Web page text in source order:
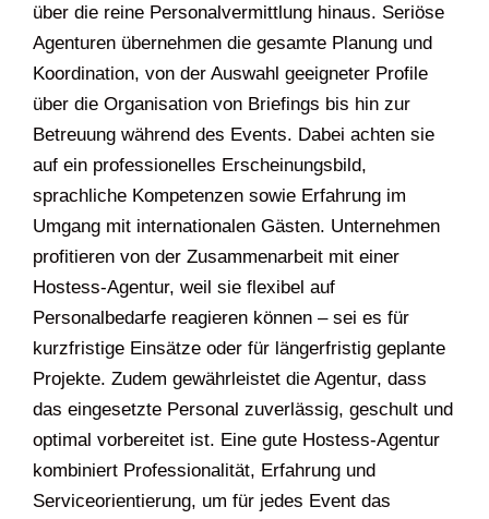
über die reine Personalvermittlung hinaus. Seriöse
Agenturen übernehmen die gesamte Planung und
Koordination, von der Auswahl geeigneter Profile
über die Organisation von Briefings bis hin zur
Betreuung während des Events. Dabei achten sie
auf ein professionelles Erscheinungsbild,
sprachliche Kompetenzen sowie Erfahrung im
Umgang mit internationalen Gästen. Unternehmen
profitieren von der Zusammenarbeit mit einer
Hostess-Agentur, weil sie flexibel auf
Personalbedarfe reagieren können – sei es für
kurzfristige Einsätze oder für längerfristig geplante
Projekte. Zudem gewährleistet die Agentur, dass
das eingesetzte Personal zuverlässig, geschult und
optimal vorbereitet ist. Eine gute Hostess-Agentur
kombiniert Professionalität, Erfahrung und
Serviceorientierung, um für jedes Event das